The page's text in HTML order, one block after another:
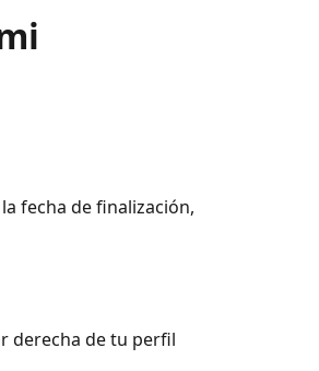
fecha de finalización,
derecha de tu perfil